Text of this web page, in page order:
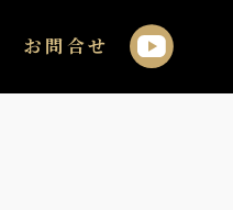
お問合せ